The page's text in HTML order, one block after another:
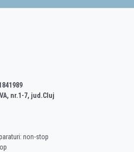
nr.1-7, jud.Cluj
non-stop